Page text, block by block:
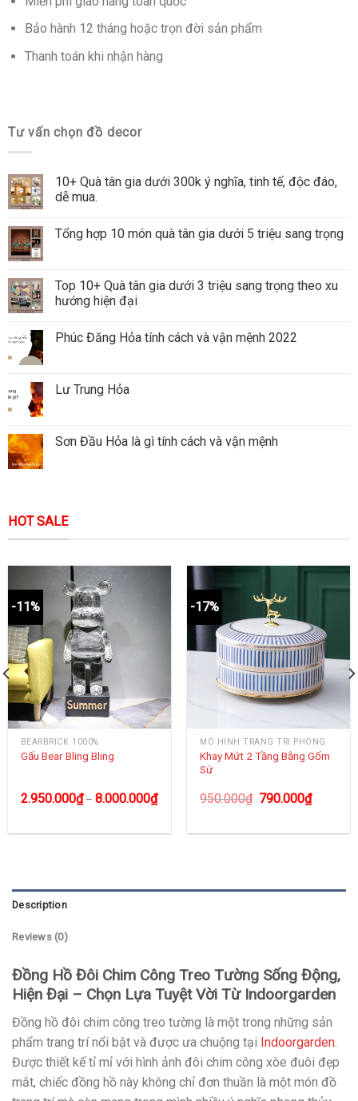
Bảo hành 12 tháng hoặc trọn đời sản phẩm
Thanh toán khi nhận hàng
Tư vấn chọn đồ decor
10+ Quà tân gia dưới 300k ý nghĩa, tinh tế, độc đáo,
dễ mua.
Tổng hợp 10 món quà tân gia dưới 5 triệu sang trọng
Top 10+ Quà tân gia dưới 3 triệu sang trọng theo xu
hướng hiện đại
Phúc Đăng Hỏa tính cách và vận mệnh 2022
Lư Trung Hỏa
Sơn Đầu Hỏa là gì tính cách và vận mệnh
HOT SALE
-11%
BEARBRICK 1000%
Gấu Bear Bling Bling
2.950.000₫– 8.000.000₫
-17%
MÔ HÌNH TRANG TRÍ PHÒNG
Khay Mứt 2 Tầng Bằng Gốm
Sứ
950.000₫ 790.000₫
Description
Reviews (0)
Đồng Hồ Đôi Chim Công Treo Tường Sống Động,
Hiện Đại – Chọn Lựa Tuyệt Vời Từ Indoorgarden
Đồng hồ đôi chim công treo tường là một trong những sản
phẩm trang trí nổi bật và được ưa chuộng tại Indoorgarden
Được thiết kế tỉ mỉ với hình ảnh đôi chim công xòe đuôi đẹp
mắt, chiếc đồng hồ này không chỉ đơn thuần là một món đồ